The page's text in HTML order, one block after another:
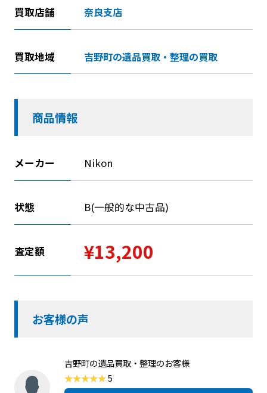
買取店舗 奈良支店
買取地域 吉野町の遺品買取・整理の買取
商品情報
メーカー Nikon
状態 B(一般的な中古品)
査定額 ¥13,200
お客様の声
吉野町の遺品買取・整理のお客様
5